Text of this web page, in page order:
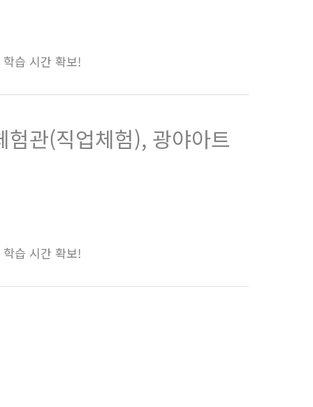
습 시간 확보!
관(직업체험), 광야아트
습 시간 확보!